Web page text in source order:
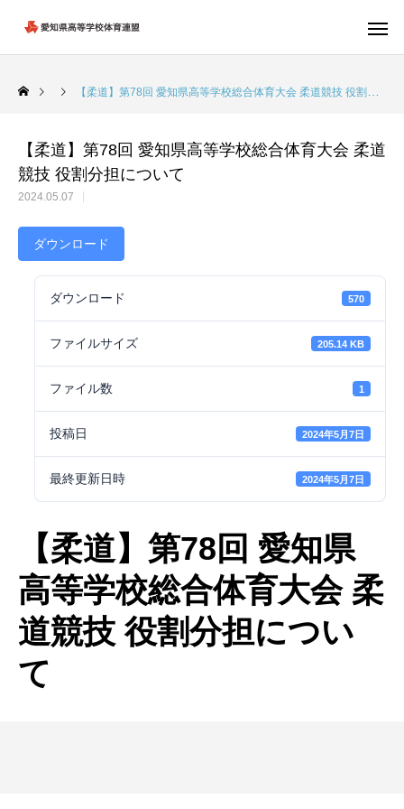
【柔道】第78回 愛知県高等学校総合体育大会 柔道競技 役割分担について
【柔道】第78回 愛知県高等学校総合体育大会 柔道
競技 役割分担について
2024.05.07
ダウンロード
ダウンロード 570
ファイルサイズ 205.14 KB
ファイル数 1
投稿日 2024年5月7日
最終更新日時 2024年5月7日
【柔道】第78回 愛知県
高等学校総合体育大会 柔
道競技 役割分担につい
て